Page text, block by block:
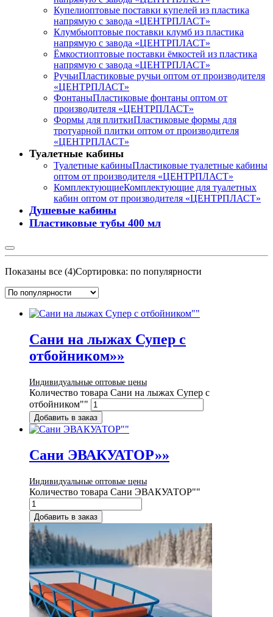
Купелиоптовые поставки купелей из пластика
напрямую с завода «ЦЕНТРПЛАСТ»
Клумбыоптовые поставки клумб из пластика
напрямую с завода «ЦЕНТРПЛАСТ»
Ёмкостиоптовые поставки ёмкостей из пластика
напрямую с завода «ЦЕНТРПЛАСТ»
РучьиПластиковые ручьи оптом от производителя
«ЦЕНТРПЛАСТ»
ФонтаныПластиковые фонтаны оптом от
производителя «ЦЕНТРПЛАСТ»
Формы для плиткиПластиковые формы для
тротуарной плитки оптом от производителя
«ЦЕНТРПЛАСТ»
Туалетные кабины
Туалетные кабиныПластиковые туалетные кабины
оптом от производителя «ЦЕНТРПЛАСТ»
КомплектующиеКомплектующие для туалетных
кабин оптом от производителя «ЦЕНТРПЛАСТ»
Душевые кабины
Пластиковые тубы 400 мл
Показаны все (4)Сортировка: по популярности
Сани на лыжах Супер с
отбойником»»
Индивидуальные оптовые цены
Количество товара Сани на лыжах Супер с
отбойником""
Добавить в заказ
Сани ЭВАКУАТОР»»
Индивидуальные оптовые цены
Количество товара Сани ЭВАКУАТОР""
Добавить в заказ